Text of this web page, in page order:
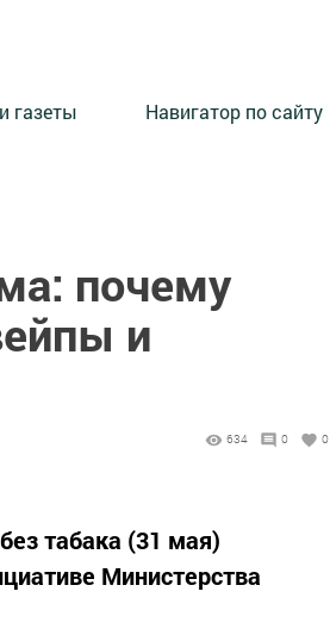
газеты Навигатор по сайту
почему
и
634 0 0
табака (31 мая)
Министерства